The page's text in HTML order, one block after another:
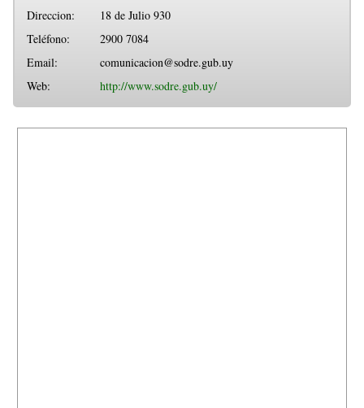
Direccion:
18 de Julio 930
Teléfono:
2900 7084
Email:
comunicacion@sodre.gub.uy
Web:
http://www.sodre.gub.uy/